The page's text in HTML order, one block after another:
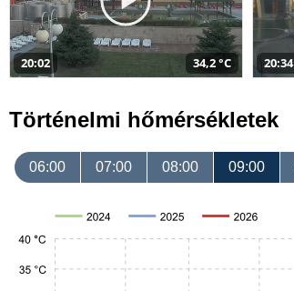
20:02 34,2 °C 20:34
Történelmi hőmérsékletek
06:00 07:00 08:00 09:00